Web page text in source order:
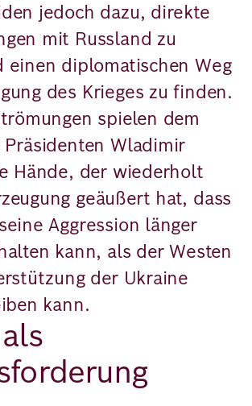
jedoch dazu, direkte
mit Russland zu
einen diplomatischen Weg
des Krieges zu finden.
spielen dem
Präsidenten Wladimir
Hände, der wiederholt
geäußert hat, dass
Aggression länger
kann, als der Westen
der Ukraine
kann.